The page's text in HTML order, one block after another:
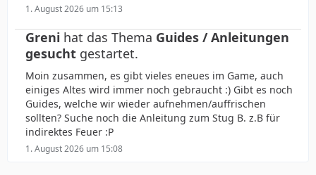
1. August 2026 um 15:13
Greni hat das Thema Guides / Anleitungen
gesucht gestartet.
Moin zusammen, es gibt vieles eneues im Game, auch
einiges Altes wird immer noch gebraucht :) Gibt es noch
Guides, welche wir wieder aufnehmen/auffrischen
sollten? Suche noch die Anleitung zum Stug B. z.B für
indirektes Feuer :P
1. August 2026 um 15:08